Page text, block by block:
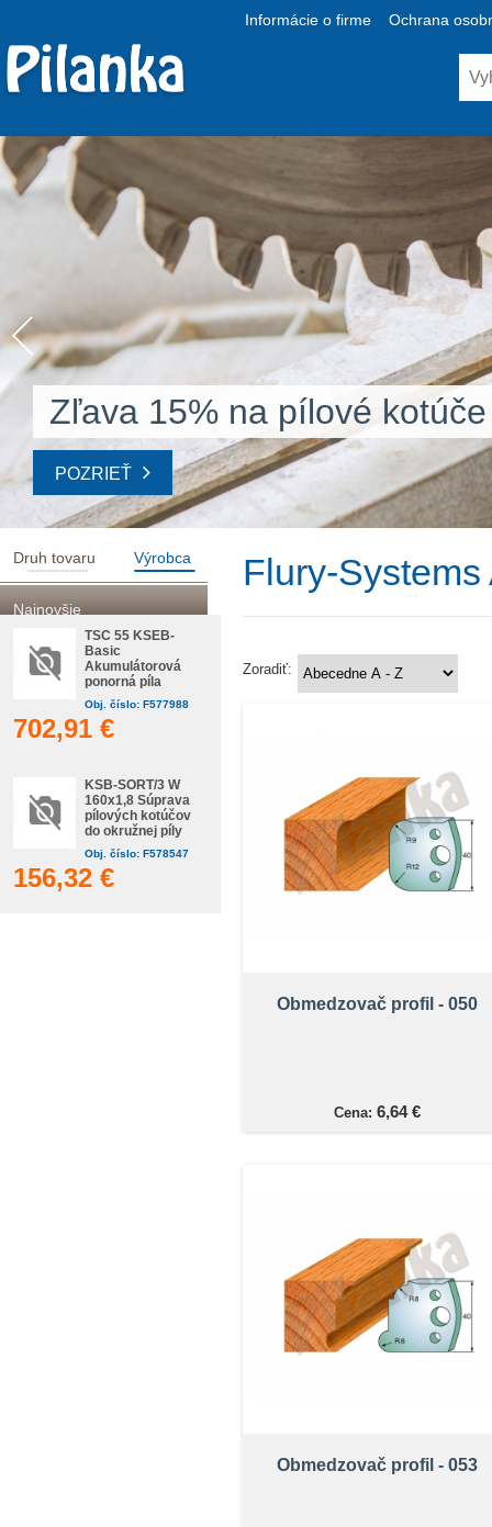
Informácie o firme Ochrana
Zľava 15% na pílové kotúče
POZRIEŤ
Druh tovaru Výrobca
Najnovšie
TSC 55 KSEB-
Basic
Akumulátorová
ponorná píla
Obj. číslo: F577988
702,91 €
KSB-SORT/3 W
160x1,8 Súprava
pílových kotúčov
do okružnej píly
Obj. číslo: F578547
156,32 €
Flury-Systems
Zoradiť:
Obmedzovač profil - 050
Cena: 6,64 €
Obmedzovač profil - 053